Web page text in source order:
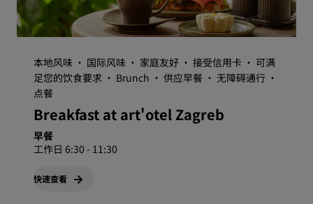
本地风味 · 国际风味 · 家庭友好 · 接受信用卡 · 可满
足您的饮食要求 · Brunch · 供应早餐 · 无障碍通行 ·
点餐
Breakfast at art'otel Zagreb
早餐
工作日 6:30 - 11:30
快速查看